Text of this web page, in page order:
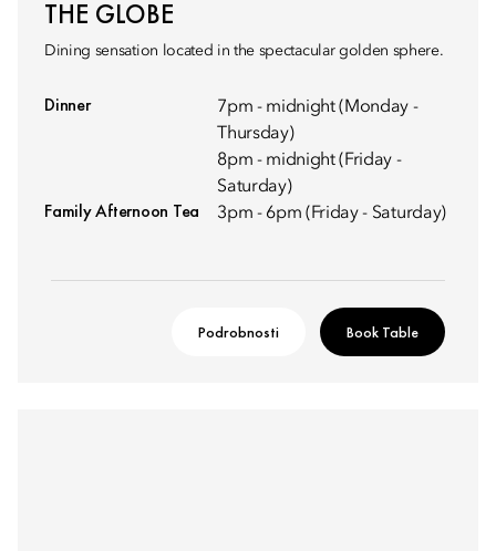
THE GLOBE
Dining sensation located in the spectacular golden sphere.
Dinner
7pm - midnight (Monday -
Thursday)
8pm - midnight (Friday -
Saturday)
Family Afternoon Tea 3pm - 6pm (Friday - Saturday)
Podrobnosti Book Table